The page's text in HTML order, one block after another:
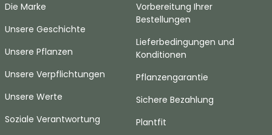
Die Marke
Unsere Geschichte
Unsere Pflanzen
Unsere Verpflichtungen
Unsere Werte
Soziale Verantwortung
Vorbereitung Ihrer
Bestellungen
Lieferbedingungen und
Konditionen
Pflanzengarantie
Sichere Bezahlung
Plantfit